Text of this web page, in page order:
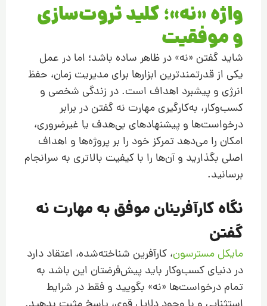
واژه «نه»؛ کلید ثروت‌سازی
و موفقیت
شاید گفتن «نه» در ظاهر ساده باشد؛ اما در عمل
یکی از قدرتمندترین ابزارها برای مدیریت زمان، حفظ
انرژی و پیشبرد اهداف است. در زندگی شخصی و
کسب‌وکار، به‌کارگیری مهارت نه گفتن در برابر
درخواست‌ها و پیشنهادهای بی‌هدف یا غیرضروری،
امکان را می‌دهد تمرکز خود را بر پروژه‌ها و اهداف
اصلی بگذارید و آن‌ها را با کیفیت بالاتری به سرانجام
برسانید.
نگاه کارآفرینان موفق به مهارت نه
گفتن
مایکل مسترسون، کارآفرین شناخته‌شده، اعتقاد دارد
در دنیای کسب‌وکار باید پیش‌فرضتان این باشد به
تمام درخواست‌ها «نه» بگویید و فقط در شرایط